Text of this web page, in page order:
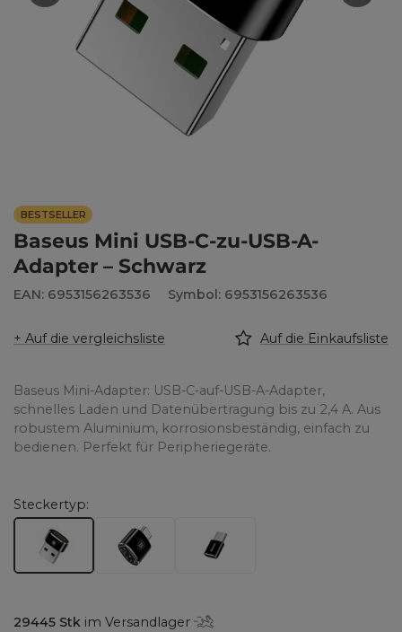
BESTSELLER
Baseus Mini USB-C-zu-USB-A-
Adapter – Schwarz
EAN: 6953156263536 Symbol: 6953156263536
+ Auf die vergleichsliste Auf die Einkaufsliste
Baseus Mini-Adapter: USB-C-auf-USB-A-Adapter,
schnelles Laden und Datenübertragung bis zu 2,4 A. Aus
robustem Aluminium, korrosionsbeständig, einfach zu
bedienen. Perfekt für Peripheriegeräte.
Steckertyp
29445 Stk im Versandlager